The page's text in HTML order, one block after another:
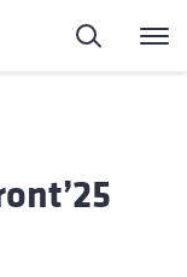
Pesquisa